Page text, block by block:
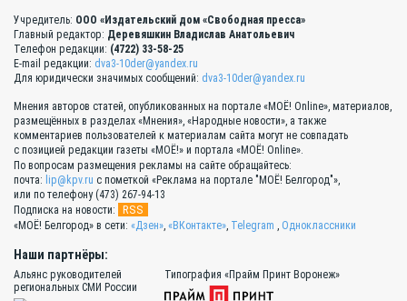
Учредитель: ООО «Издательский дом «Свободная пресса»
Главный редактор: Деревяшкин Владислав Анатольевич
Телефон редакции: (4722) 33-58-25
E-mail редакции: dva3-10der@yandex.ru
Для юридически значимых сообщений: dva3-10der@yandex.ru
Мнения авторов статей, опубликованных на портале «МОЁ! Online», материалов,
размещённых в разделах «Мнения», «Народные новости», а также
комментариев пользователей к материалам сайта могут не совпадать
с позицией редакции газеты «МОЁ!» и портала «МОЁ! Online».
По вопросам размещения рекламы на сайте обращайтесь:
почта: lip@kpv.ru с пометкой «Реклама на портале "МОЁ! Белгород"»,
или по телефону (473) 267-94-13
Подписка на новости:
RSS
«МОЁ! Белгород» в сети: «Дзен», «ВКонтакте», Telegram , Одноклассники
Наши партнёры:
Альянс руководителей
региональных СМИ России
Типография «Прайм Принт Воронеж»